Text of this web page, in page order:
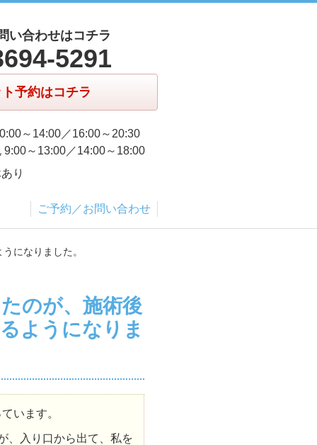
い合わせはコチラ
5291
予約はコチラ
～14:00／16:00～20:30
9:00～13:00／14:00～18:00
り
ご予約／お問い合わせ
になりました。
のが、施術後
ようになりま
います。
、入り口から出て、私を